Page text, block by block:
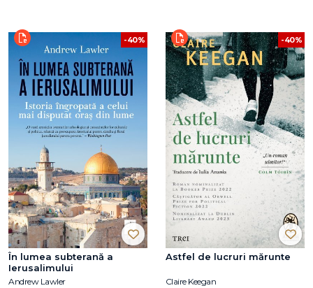
-40%
În lumea subterană a
Ierusalimului
Andrew Lawler
-40%
Astfel de lucruri mărunte
Claire Keegan